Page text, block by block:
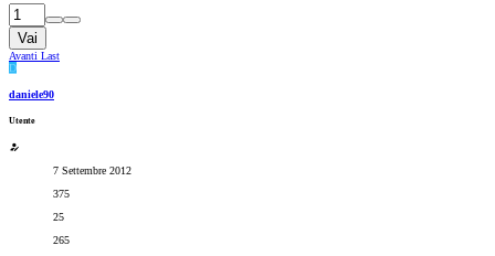
Vai
Avanti Last
D
daniele90
Utente
7 Settembre 2012
375
25
265